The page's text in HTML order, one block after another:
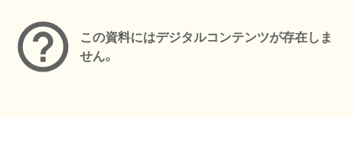
この資料にはデジタルコンテンツが存在しま
せん。